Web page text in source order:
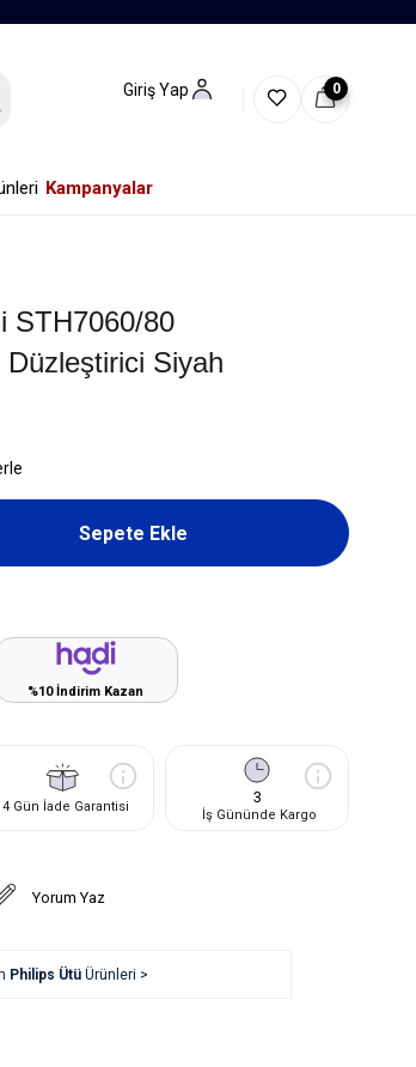
Giriş Yap 0
Kampanyalar
STH7060/80
Düzleştirici Siyah
%10 İndirim Kazan
Gün İade Garantisi 3
İş Gününde Kargo
Yorum Yaz
Philips ÜtüÜrünleri >